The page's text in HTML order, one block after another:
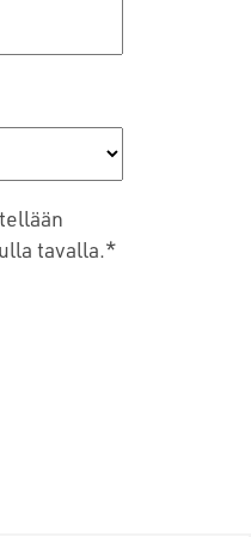
tavalla.*